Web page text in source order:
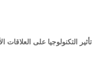
تأثير التكنولوجيا على العلاقات